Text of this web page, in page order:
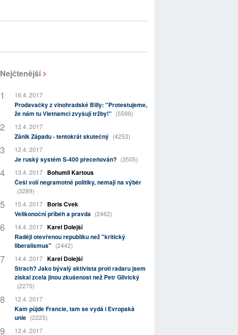
Nejčtenější
16.4. 2017
Prodavačky z vinohradské Billy: "Protestujeme,
že nám tu Vietnamci zvyšují tržby!" (5599)
12.4. 2017
Zánik Západu - tentokrát skutečný (4253)
12.4. 2017
Je ruský systém S-400 přeceňován? (3505)
13.4. 2017
Bohumil Kartous
Češi volí negramotné politiky, nemají na výběr
(3289)
15.4. 2017
Boris Cvek
Velikonoční příběh a pravda (2462)
14.4. 2017 Karel Dolejší
Raději otevřenou republiku než "kritický
liberalismus" (2442)
14.4. 2017 Karel Dolejší
Strach? Jako bývalý aktivista proti radaru jsem
získal zcela jinou zkušenost než Petr Glivický
(2270)
12.4. 2017
Kam půjde Francie, tam se vydá i Evropská
unie (2225)
12.4. 2017